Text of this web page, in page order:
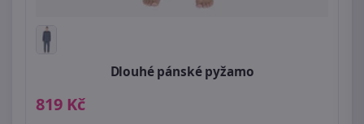
Dlouhé pánské pyžamo
819 Kč